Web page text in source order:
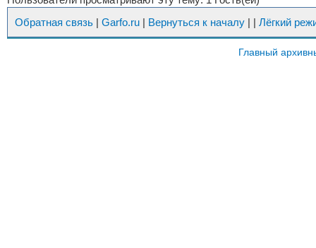
Обратная связь | Garfo.ru | Вернуться к началу | | Лёгкий
Главный